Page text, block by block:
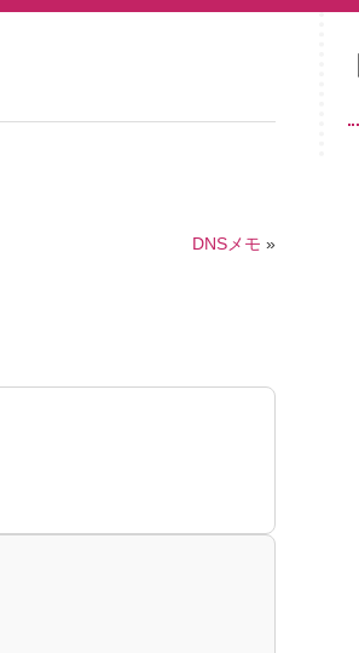
DNSメモ »